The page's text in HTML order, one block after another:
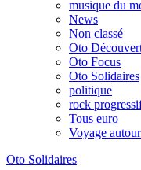
musique du
News
Non classé
Oto
Oto Focus
Oto Solidaires
politique
rock
Tous euro
Voyage
Oto Solidaires